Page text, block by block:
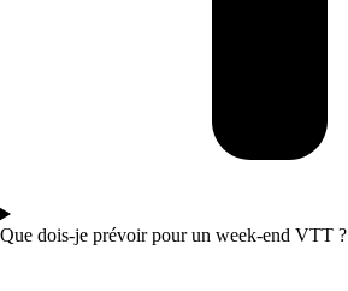
Que dois-je prévoir pour un week-end VTT ?